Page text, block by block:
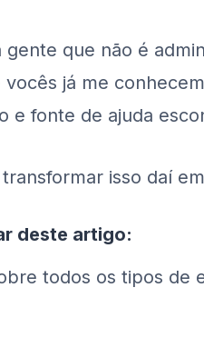
gente que não é
já me
e fonte de ajuda
isso daí
deste artigo:
todos os tipos de